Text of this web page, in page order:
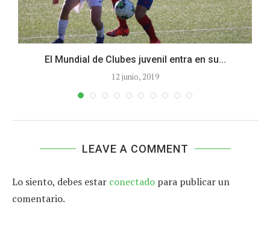
El Mundial de Clubes juvenil entra en su...
12 junio, 2019
LEAVE A COMMENT
Lo siento, debes estar conectado para publicar un
comentario.